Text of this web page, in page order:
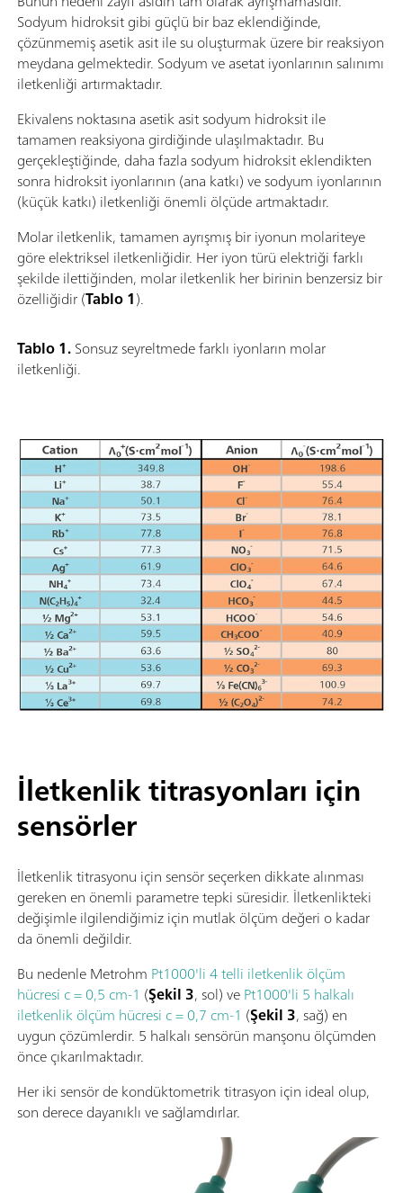
Sodyum hidroksit gibi güçlü bir baz eklendiğinde,
çözünmemiş asetik asit ile su oluşturmak üzere bir reaksiyon
meydana gelmektedir. Sodyum ve asetat iyonlarının salınımı
iletkenliği artırmaktadır.
Ekivalens noktasına asetik asit sodyum hidroksit ile
tamamen reaksiyona girdiğinde ulaşılmaktadır. Bu
gerçekleştiğinde, daha fazla sodyum hidroksit eklendikten
sonra hidroksit iyonlarının (ana katkı) ve sodyum iyonlarının
(küçük katkı) iletkenliği önemli ölçüde artmaktadır.
Molar iletkenlik, tamamen ayrışmış bir iyonun molariteye
göre elektriksel iletkenliğidir. Her iyon türü elektriği farklı
şekilde ilettiğinden, molar iletkenlik her birinin benzersiz bir
özelliğidir (Tablo 1).
Tablo 1.Sonsuz seyreltmede farklı iyonların molar
iletkenliği.
İletkenlik titrasyonları için
sensörler
İletkenlik titrasyonu için sensör seçerken dikkate alınması
gereken en önemli parametre tepki süresidir. İletkenlikteki
değişimle ilgilendiğimiz için mutlak ölçüm değeri o kadar
da önemli değildir.
Bu nedenle Metrohm Pt1000'li 4 telli iletkenlik ölçüm
hücresi c = 0,5 cm-1 (Şekil 3, sol) vePt1000'li 5 halkalı
iletkenlik ölçüm hücresi c = 0,7 cm-1 (Şekil 3, sağ) en
uygun çözümlerdir. 5 halkalı sensörün manşonu ölçümden
önce çıkarılmaktadır.
Her iki sensör de kondüktometrik titrasyon için ideal olup,
son derece dayanıklı ve sağlamdırlar.